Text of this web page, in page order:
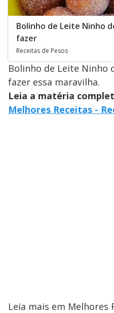
Bolinho de Leite Ninho
fazer
Receitas de Pesos
Bolinho de Leite Ninho
fazer essa maravilha.
Leia a matéria
Melhores Receitas -
Leia mais em Melhores